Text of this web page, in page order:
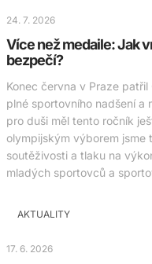
24. 7. 2026
Více než medaile: Jak
bezpečí?
Konec června v Praze
plné sportovního nadšení a
pro duši měl tento ročník
olympijským výborem
soutěživosti a tlaku na
mladých sportovců a
AKTUALITY
17. 6. 2026